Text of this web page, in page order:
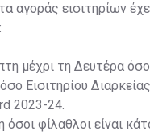
αγοράς εισιτηρίων
μέχρι τη Δευτέρα
Εισιτηρίου
2023-24.
όσοι φίλαθλοι είναι